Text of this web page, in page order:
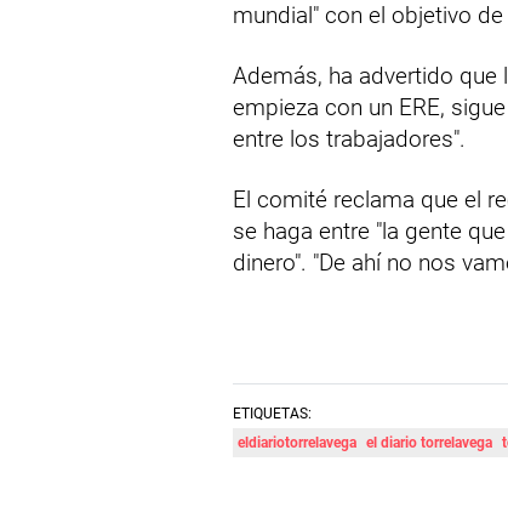
mundial" con el objetivo de
Además, ha advertido que
empieza con un ERE,
entre los trabajadores".
El comité reclama que el
se haga entre "la gente
dinero". "De ahí no nos
ETIQUETAS:
eldiariotorrelavega el diario torrelavega